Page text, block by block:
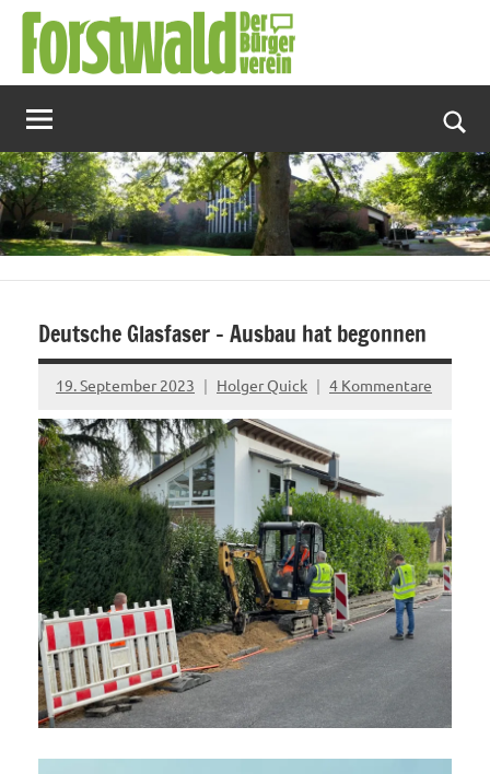
Zum
Inhalt
springen
Deutsche Glasfaser – Ausbau hat begonnen
19. September 2023 Holger Quick 4 Kommentare